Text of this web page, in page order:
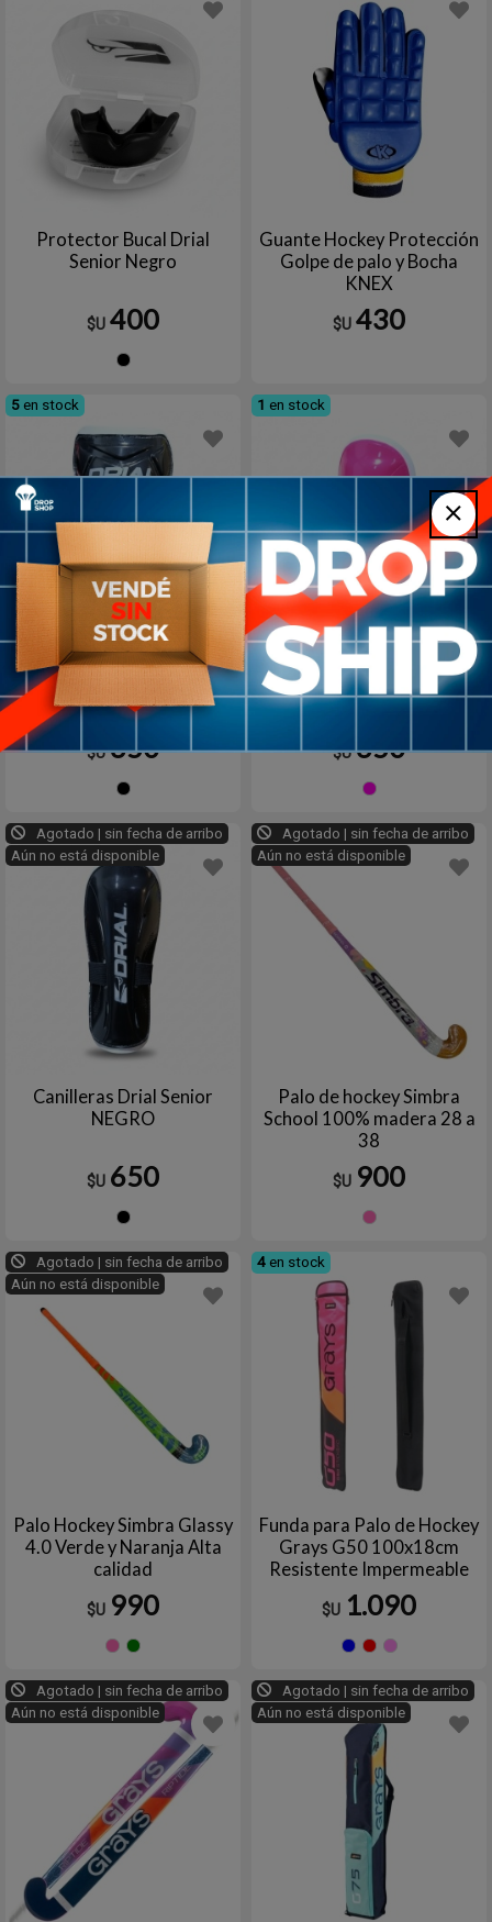
Protector Bucal Drial
Senior Negro
$U 400
Guante Hockey Protección
Golpe de palo y Bocha
KNEX
$U 430
5 en stock
Canilleras Drial Junior ?
Protección Inferior
$U 650
1 en stock
Canilleras Drial Senior
FUCSIA
$U 650
Agotado | sin fecha de arribo
Aún no está disponible
Canilleras Drial Senior
NEGRO
$U 650
Agotado | sin fecha de arribo
Aún no está disponible
Palo de hockey Simbra
School 100% madera 28 a
38
$U 900
Agotado | sin fecha de arribo
Aún no está disponible
Palo Hockey Simbra Glassy
4.0 Verde y Naranja Alta
calidad
$U 990
VERDE/CELESTE/NARJ
4 en stock
Funda para Palo de Hockey
Grays G50 100x18cm
Resistente Impermeable
$U 1.090
Agotado | sin fecha de arribo
Aún no está disponible
Agotado | sin fecha de arribo
Aún no está disponible